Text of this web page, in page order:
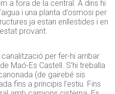
a fora de la central. A dins hi
i una planta d’osmosi per
ja estan enllestides i en
provant.
per fer-hi arribar
Maó-Es Castell. S’hi treballa
(de gairebé sis
fins a principis l’estiu. Fins